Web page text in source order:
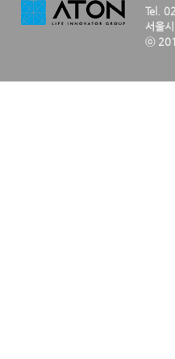
Tel.
서울
ⓒ